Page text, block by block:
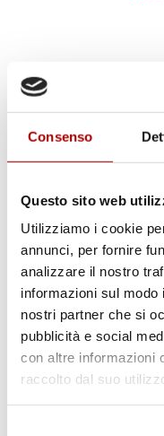
Consenso
Questo sito web
Utilizziamo i cookie
annunci, per fornire
analizzare il nostro
informazioni sul
nostri partner che si
pubblicità e social
con altre informazioni
raccolto dal suo